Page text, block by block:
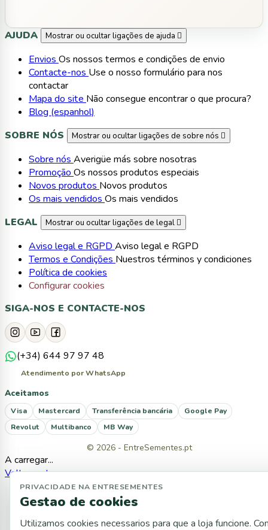
AJUDA Mostrar ou ocultar ligações de ajuda 
Envios Os nossos termos e condições de envio
Contacte-nos Use o nosso formulário para nos
contactar
Mapa do site Não consegue encontrar o que procura?
Blog (espanhol)
SOBRE NÓS
Mostrar ou ocultar ligações de sobre nós 
Sobre nós Averigüe más sobre nosotras
Promoção Os nossos produtos especiais
Novos produtos Novos produtos
Os mais vendidos Os mais vendidos
LEGAL
Mostrar ou ocultar ligações de legal 
Aviso legal e RGPD Aviso legal e RGPD
Termos e Condições Nuestros términos y condiciones
Política de cookies
Configurar cookies
SIGA-NOS E CONTACTE-NOS
(+34) 644 97 97 48
Atendimento por WhatsApp
Aceitamos
Visa Mastercard Transferência bancária
Google Pay
Revolut
Multibanco MB Way
© 2026 - EntreSementes.pt
A carregar...
PRIVACIDADE NA ENTRESEMENTES
Gestao de cookies
Utilizamos cookies necessarios para que a loja funcione.
Voltar ao topo